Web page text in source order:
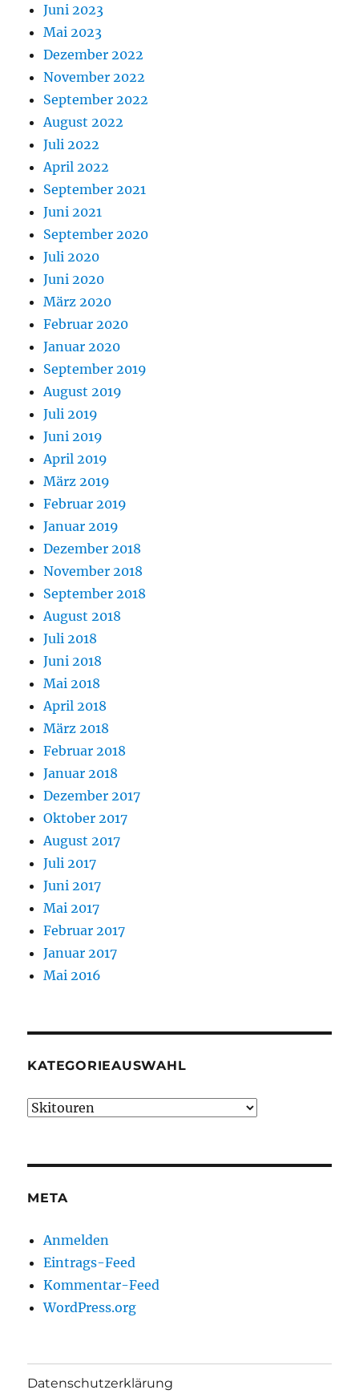
Juni 2023
Mai 2023
Dezember 2022
November 2022
September 2022
August 2022
Juli 2022
April 2022
September 2021
Juni 2021
September 2020
Juli 2020
Juni 2020
März 2020
Februar 2020
Januar 2020
September 2019
August 2019
Juli 2019
Juni 2019
April 2019
März 2019
Februar 2019
Januar 2019
Dezember 2018
November 2018
September 2018
August 2018
Juli 2018
Juni 2018
Mai 2018
April 2018
März 2018
Februar 2018
Januar 2018
Dezember 2017
Oktober 2017
August 2017
Juli 2017
Juni 2017
Mai 2017
Februar 2017
Januar 2017
Mai 2016
KATEGORIEAUSWAHL
Kategorieauswahl
META
Anmelden
Eintrags-Feed
Kommentar-Feed
WordPress.org
Datenschutzerklärung